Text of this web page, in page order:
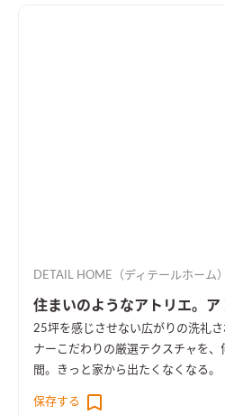
DETAIL HOME（ディテールホーム）
住まいのようなアトリエ。
25坪を感じさせない広がりの洗礼
ナーこだわりの厳選テクスチャを、
間。きっと家から出たくなくなる。
保存する